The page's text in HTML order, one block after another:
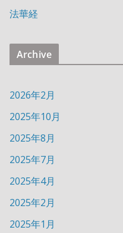
法華経
Archive
2026年2月
2025年10月
2025年8月
2025年7月
2025年4月
2025年2月
2025年1月